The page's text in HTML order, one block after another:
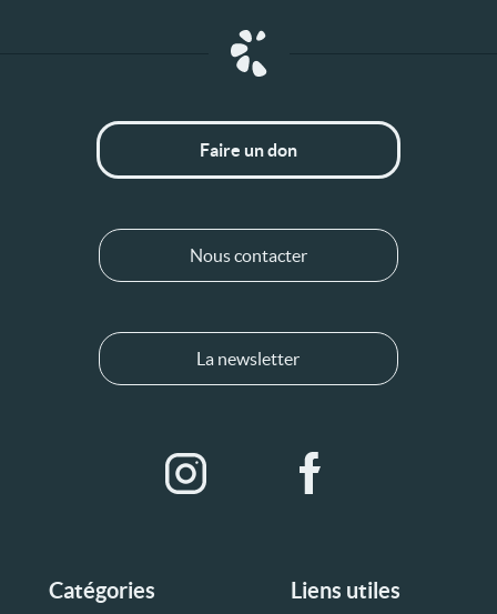
Catégories Liens utiles
Faire un don
Nous contacter
La newsletter